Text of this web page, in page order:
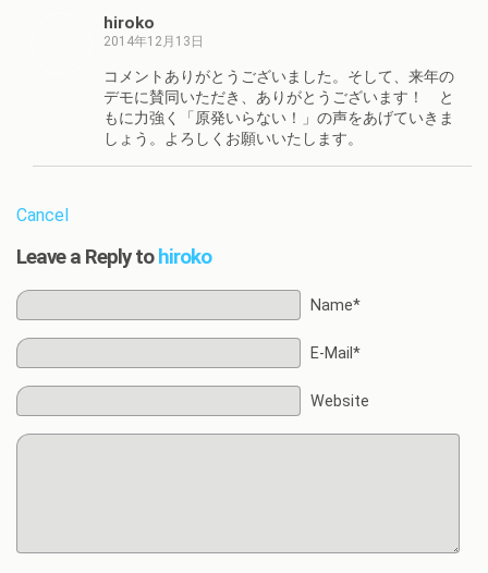
hiroko
2014年12月13日
コメントありがとうございました。そして、来年の
デモに賛同いただき、ありがとうございます！ と
もに力強く「原発いらない！」の声をあげていきま
しょう。よろしくお願いいたします。
Cancel
Leave a Reply tohiroko
Name*
E-Mail*
Website